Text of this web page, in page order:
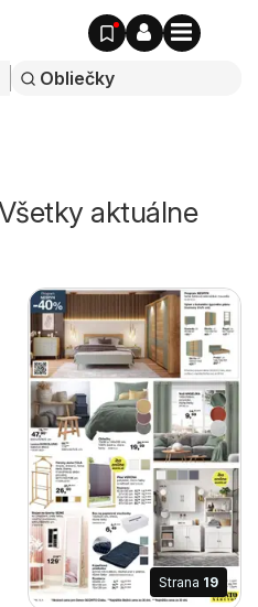
aktuálne
Strana 19